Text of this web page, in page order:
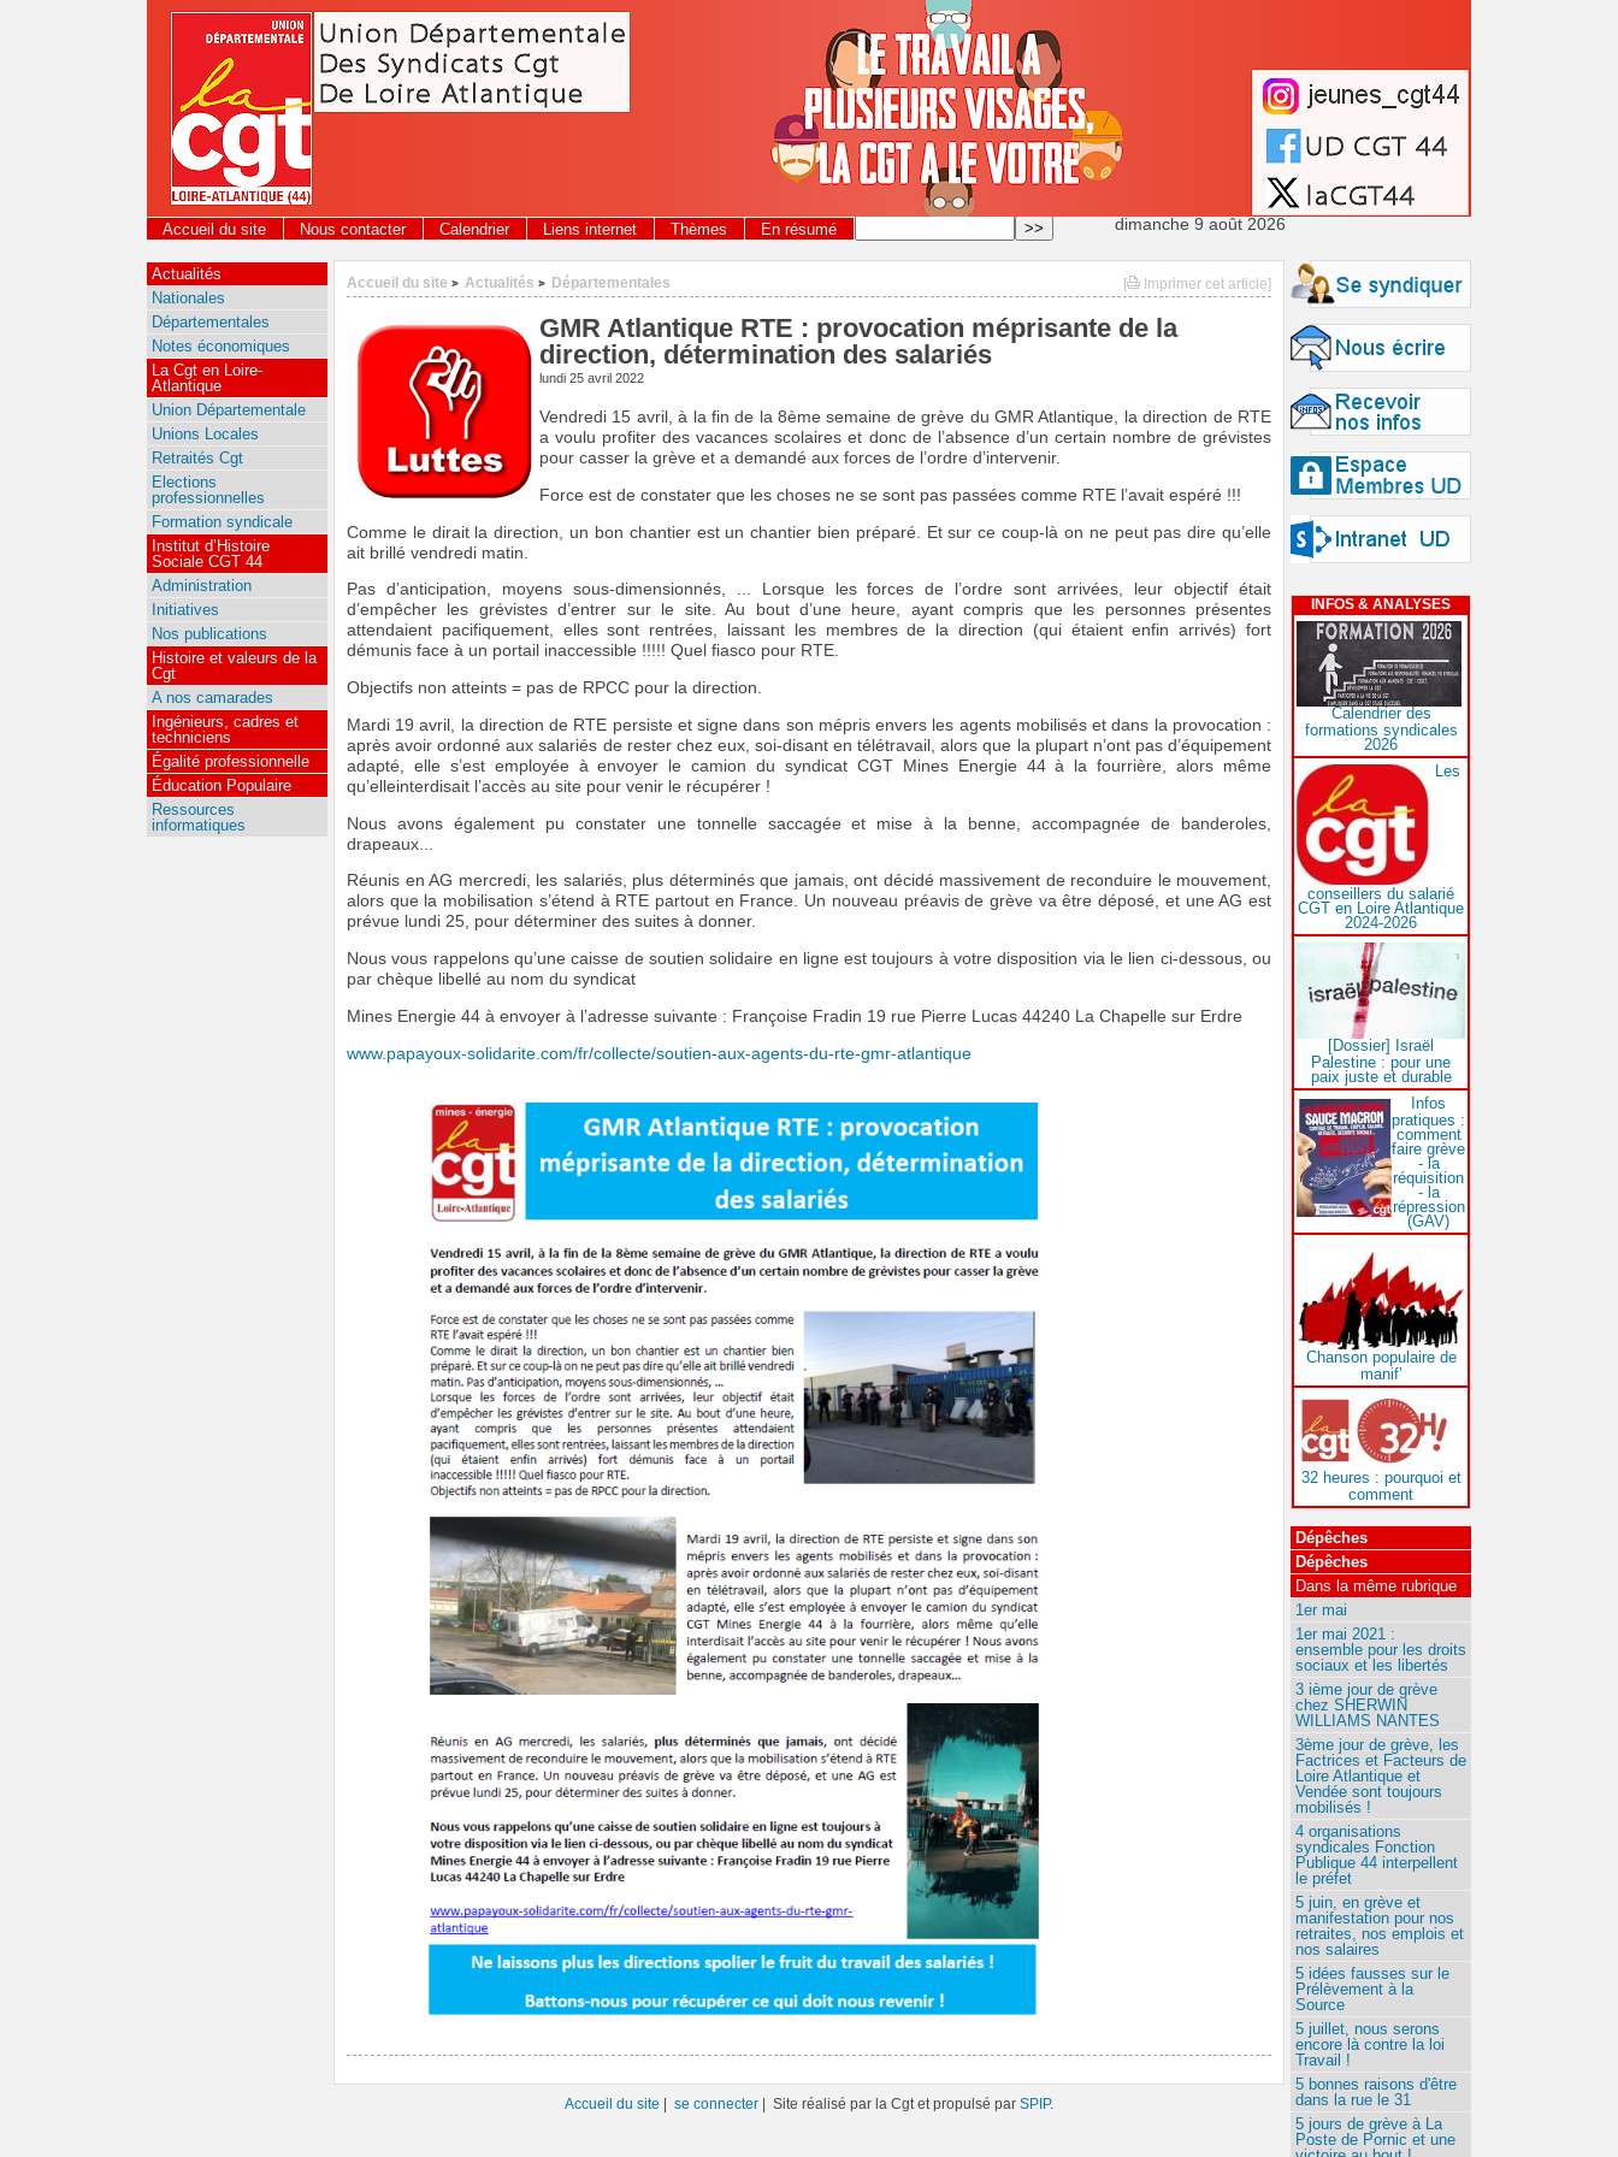
Panneau de gestion des cookies
Accueil du site Nous contacter Calendrier Liens internet Thèmes En résumé dimanche 9 août 2026
[ Imprimer cet article]
Accueil du site > Actualités > Départementales
GMR Atlantique RTE : provocation méprisante de la
direction, détermination des salariés
lundi 25 avril 2022
Vendredi 15 avril, à la fin de la 8ème semaine de grève du GMR Atlantique, la direction de RTE
a voulu profiter des vacances scolaires et donc de l’absence d’un certain nombre de grévistes
pour casser la grève et a demandé aux forces de l’ordre d’intervenir.
Force est de constater que les choses ne se sont pas passées comme RTE l’avait espéré !!!
Comme le dirait la direction, un bon chantier est un chantier bien préparé. Et sur ce coup-là on ne peut pas dire qu’elle
ait brillé vendredi matin.
Pas d’anticipation, moyens sous-dimensionnés, ... Lorsque les forces de l’ordre sont arrivées, leur objectif était
d’empêcher les grévistes d’entrer sur le site. Au bout d’une heure, ayant compris que les personnes présentes
attendaient pacifiquement, elles sont rentrées, laissant les membres de la direction (qui étaient enfin arrivés) fort
démunis face à un portail inaccessible !!!!! Quel fiasco pour RTE.
Objectifs non atteints = pas de RPCC pour la direction.
Mardi 19 avril, la direction de RTE persiste et signe dans son mépris envers les agents mobilisés et dans la provocation :
après avoir ordonné aux salariés de rester chez eux, soi-disant en télétravail, alors que la plupart n’ont pas d’équipement
adapté, elle s’est employée à envoyer le camion du syndicat CGT Mines Energie 44 à la fourrière, alors même
qu’elleinterdisait l’accès au site pour venir le récupérer !
Nous avons également pu constater une tonnelle saccagée et mise à la benne, accompagnée de banderoles,
drapeaux...
Réunis en AG mercredi, les salariés, plus déterminés que jamais, ont décidé massivement de reconduire le mouvement,
alors que la mobilisation s’étend à RTE partout en France. Un nouveau préavis de grève va être déposé, et une AG est
prévue lundi 25, pour déterminer des suites à donner.
Nous vous rappelons qu’une caisse de soutien solidaire en ligne est toujours à votre disposition via le lien ci-dessous, ou
par chèque libellé au nom du syndicat
Mines Energie 44 à envoyer à l’adresse suivante : Françoise Fradin 19 rue Pierre Lucas 44240 La Chapelle sur Erdre
www.papayoux-solidarite.com/fr/collecte/soutien-aux-agents-du-rte-gmr-atlantique
INFOS & ANALYSES
Calendrier des
formations syndicales
2026
Les
conseillers du salarié
CGT en Loire Atlantique
2024-2026
[Dossier] Israël
Palestine : pour une
paix juste et durable
Infos
pratiques :
comment
faire grève
- la
réquisition
- la
répression
(GAV)
Chanson populaire de
manif’
32 heures : pourquoi et
comment
Dépêches
Dépêches
Dans la même rubrique
1er mai
1er mai 2021 :
ensemble pour les droits
sociaux et les libertés
3 ième jour de grève
chez SHERWIN
WILLIAMS NANTES
3ème jour de grève, les
Factrices et Facteurs de
Loire Atlantique et
Vendée sont toujours
mobilisés !
4 organisations
syndicales Fonction
Publique 44 interpellent
le préfet
5 juin, en grève et
manifestation pour nos
retraites, nos emplois et
nos salaires
5 idées fausses sur le
Prélèvement à la
Source
5 juillet, nous serons
encore là contre la loi
Travail !
5 bonnes raisons d'être
dans la rue le 31
5 jours de grève à La
Poste de Pornic et une
Actualités
Nationales
Départementales
Notes économiques
La Cgt en Loire-
Atlantique
Union Départementale
Unions Locales
Retraités Cgt
Elections
professionnelles
Formation syndicale
Institut d’Histoire
Sociale CGT 44
Administration
Initiatives
Nos publications
Histoire et valeurs de la
Cgt
A nos camarades
Ingénieurs, cadres et
techniciens
Égalité professionnelle
Éducation Populaire
Ressources
informatiques
Accueil du site | se connecter | Site réalisé par la Cgt et propulsé par SPIP.